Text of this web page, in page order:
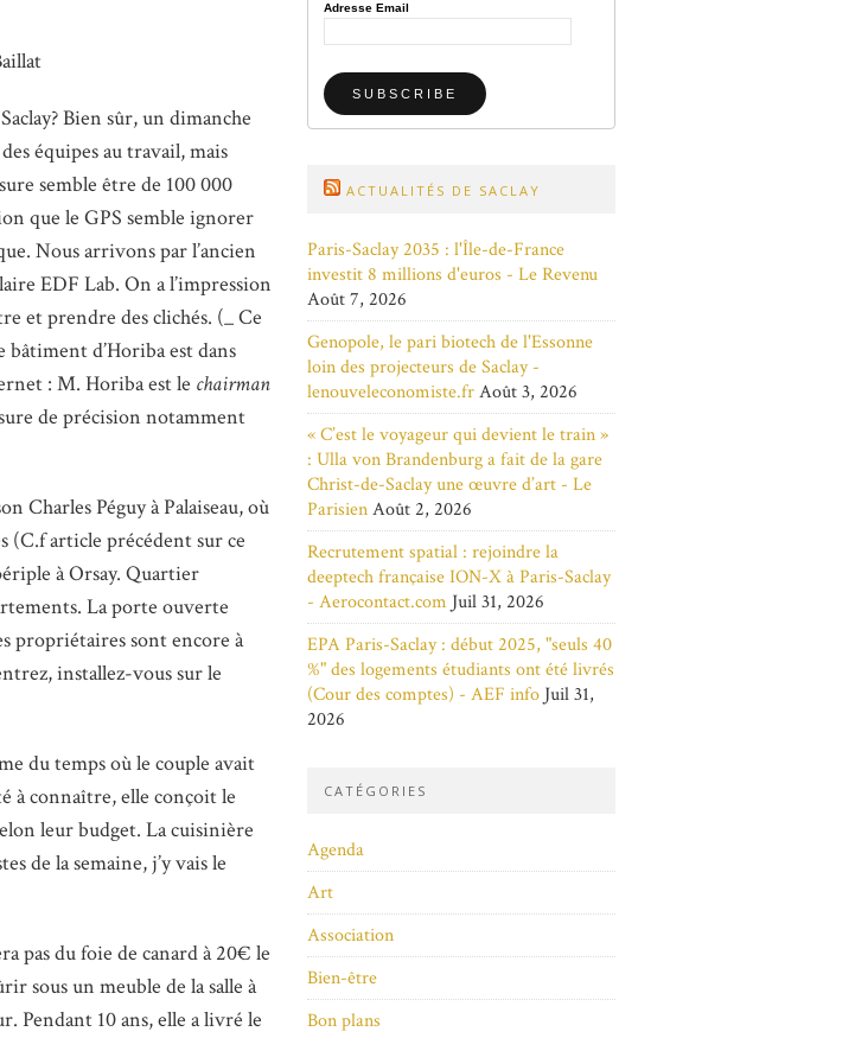
Bien sûr, un dimanche
équipes au travail, mais
semble être de 100 000
que le GPS semble ignorer
Nous arrivons par l’ancien
EDF Lab. On a l’impression
et prendre des clichés. (_ Ce
bâtiment d’Horiba est dans
: M. Horiba est le chairman
de précision notamment
Charles Péguy à Palaiseau, où
(C.f article précédent sur ce
à Orsay. Quartier
La porte ouverte
propriétaires sont encore à
installez-vous sur le
du temps où le couple avait
à connaître, elle conçoit le
leur budget. La cuisinière
de la semaine, j’y vais le
pas du foie de canard à 20€ le
sous un meuble de la salle à
Pendant 10 ans, elle a livré le
Adresse Email
ACTUALITÉS DE SACLAY
Paris-Saclay 2035 : l'Île-de-France
investit 8 millions d'euros - Le Revenu
Août 7, 2026
Genopole, le pari biotech de l'Essonne
loin des projecteurs de Saclay -
lenouveleconomiste.frAoût 3, 2026
« C’est le voyageur qui devient le train »
: Ulla von Brandenburg a fait de la gare
Christ-de-Saclay une œuvre d’art - Le
ParisienAoût 2, 2026
Recrutement spatial : rejoindre la
deeptech française ION-X à Paris-Saclay
- Aerocontact.com Juil 31, 2026
EPA Paris-Saclay : début 2025, "seuls 40
%" des logements étudiants ont été livrés
(Cour des comptes) - AEF info Juil 31,
2026
CATÉGORIES
Agenda
Art
Association
Bien-être
Bon plans